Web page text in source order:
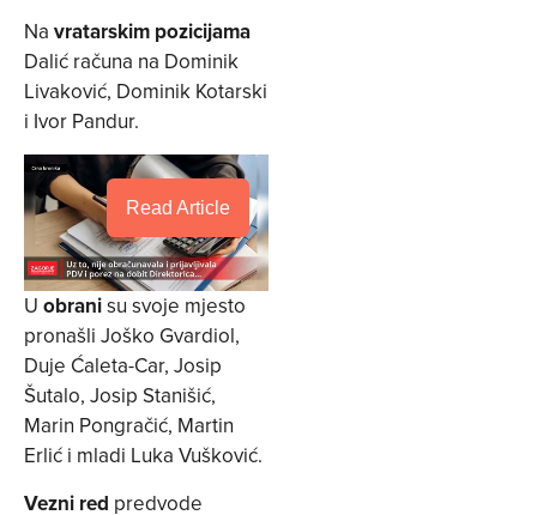
Na vratarskim pozicijama
Dalić računa na Dominik
Livaković, Dominik Kotarski
i Ivor Pandur.
Read Article
U obranisu svoje mjesto
pronašli Joško Gvardiol,
Duje Ćaleta-Car, Josip
Šutalo, Josip Stanišić,
Marin Pongračić, Martin
Erlić i mladi Luka Vušković.
Vezni red predvode